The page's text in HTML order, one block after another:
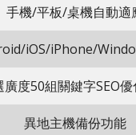
手機/平板/桌機自動適
iOS/iPhone/
廣度50組關鍵字SEO
異地主機備份功能